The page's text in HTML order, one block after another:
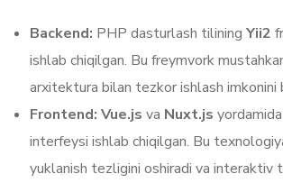
Backend: PHP dasturlash tilining Yii2
ishlab chiqilgan. Bu freymvork
arxitektura bilan tezkor ishlash imkonini
Frontend: Vue.js va Nuxt.js
interfeysi ishlab chiqilgan. Bu
yuklanish tezligini oshiradi va interaktiv